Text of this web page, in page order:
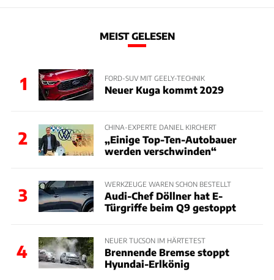
MEIST GELESEN
1 FORD-SUV MIT GEELY-TECHNIK
Neuer Kuga kommt 2029
2
CHINA-EXPERTE DANIEL KIRCHERT
„Einige Top-Ten-Autobauer
werden verschwinden“
3
WERKZEUGE WAREN SCHON BESTELLT
Audi-Chef Döllner hat E-
Türgriffe beim Q9 gestoppt
4
NEUER TUCSON IM HÄRTETEST
Brennende Bremse stoppt
Hyundai-Erlkönig